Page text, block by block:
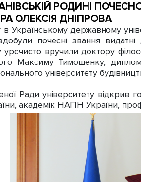
РОДИНІ
ОЛЕКСІЯ ДНІПРОВА
державному
почесні звання
вручили доктору
Максиму Тимошенку,
університету
Ради університету
академік НАПН України,